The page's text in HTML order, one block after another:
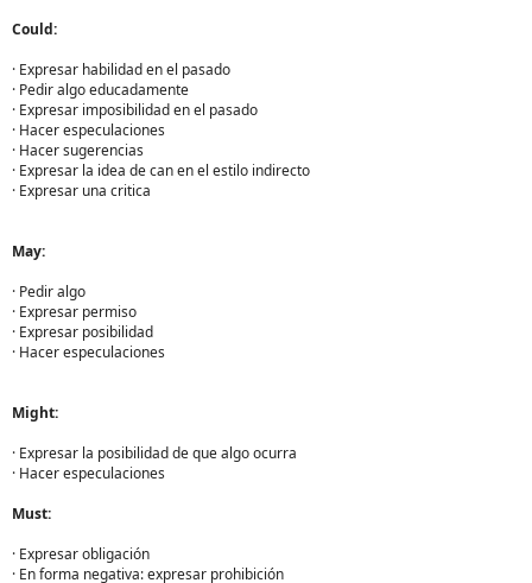
Could:
· Expresar habilidad en el pasado
· Pedir algo educadamente
· Expresar imposibilidad en el pasado
· Hacer especulaciones
· Hacer sugerencias
· Expresar la idea de can en el estilo indirecto
· Expresar una critica
May:
· Pedir algo
· Expresar permiso
· Expresar posibilidad
· Hacer especulaciones
Might:
· Expresar la posibilidad de que algo ocurra
· Hacer especulaciones
Must:
· Expresar obligación
· En forma negativa: expresar prohibición